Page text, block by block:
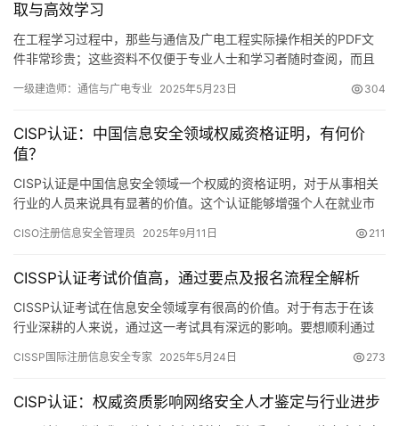
取与高效学习
在工程学习过程中，那些与通信及广电工程实际操作相关的PDF文
件非常珍贵；这些资料不仅便于专业人士和学习者随时查阅，而且
一级建造师：通信与广电专业 2025年5月23日 304
CISP认证：中国信息安全领域权威资格证明，有何价
值？
CISP认证是中国信息安全领域一个权威的资格证明，对于从事相关
行业的人员来说具有显著的价值。这个认证能够增强个人在就业市
CISO注册信息安全管理员 2025年9月11日 211
CISSP认证考试价值高，通过要点及报名流程全解析
CISSP认证考试在信息安全领域享有很高的价值。对于有志于在该
行业深耕的人来说，通过这一考试具有深远的影响。要想顺利通过
CISSP国际注册信息安全专家 2025年5月24日 273
CISP认证：权威资质影响网络安全人才鉴定与行业进步